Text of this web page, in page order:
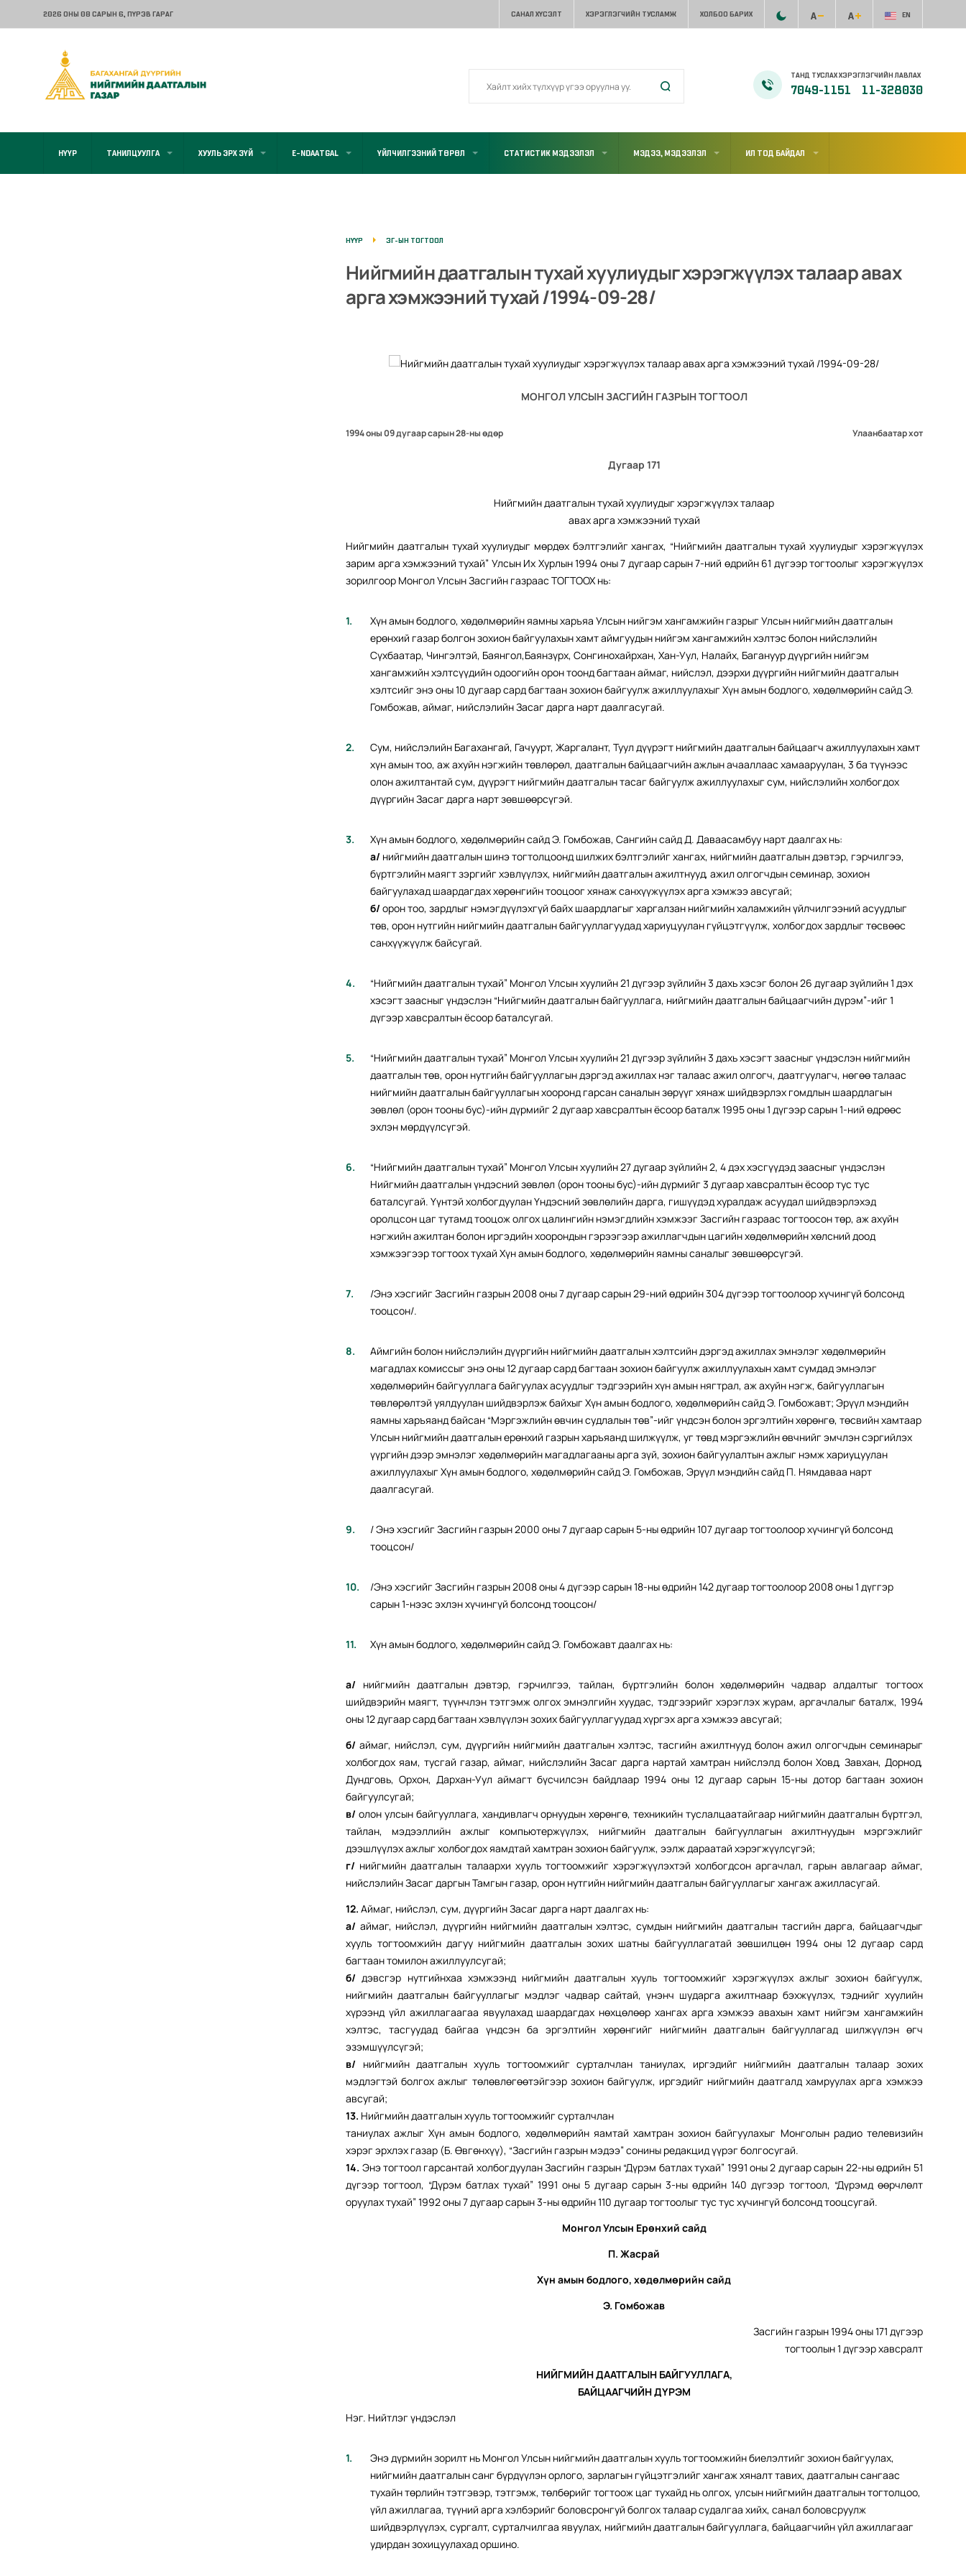
2026 ОНЫ 08 САРЫН 6, ПҮРЭВ ГАРАГ САНАЛ ХҮСЭЛТ ХЭРЭГЛЭГЧИЙН ТУСЛАМЖ ХОЛБОО БАРИХ EN
ТАНД ТУСЛАХ ХЭРЭГЛЭГЧИЙН ЛАВЛАХ
7049-1151 11-328030
НҮҮР ТАНИЛЦУУЛГА ХУУЛЬ ЭРХ ЗҮЙ E-NDAATGAL ҮЙЛЧИЛГЭЭНИЙ ТӨРӨЛ СТАТИСТИК МЭДЭЭЛЭЛ МЭДЭЭ, МЭДЭЭЛЭЛ ИЛ ТОД БАЙДАЛ
НҮҮР ЗГ-ЫН ТОГТООЛ
Нийгмийн даатгалын тухай хуулиудыг хэрэгжүүлэх талаар авах
арга хэмжээний тухай /1994-09-28/
МОНГОЛ УЛСЫН ЗАСГИЙН ГАЗРЫН ТОГТООЛ
1994 оны 09 дугаар сарын 28-ны өдөр Улаанбаатар хот
Дугаар 171
Нийгмийн даатгалын тухай хуулиудыг хэрэгжүүлэх талаар
авах арга хэмжээний тухай
Нийгмийн даатгалын тухай хуулиудыг мөрдөх бэлтгэлийг хангах, “Нийгмийн даатгалын тухай хуулиудыг хэрэгжүүлэх
зарим арга хэмжээний тухай” Улсын Их Хурлын 1994 оны 7 дугаар сарын 7-ний өдрийн 61 дүгээр тогтоолыг хэрэгжүүлэх
зорилгоор Монгол Улсын Засгийн газраас ТОГТООХ нь:
Хүн амын бодлого, хөдөлмөрийн яамны харъяа Улсын нийгэм хангамжийн газрыг Улсын нийгмийн даатгалын
ерөнхий газар болгон зохион байгуулахын хамт аймгуудын нийгэм хангамжийн хэлтэс болон нийслэлийн
Сүхбаатар, Чингэлтэй, Баянгол,Баянзүрх, Сонгинохайрхан, Хан-Уул, Налайх, Багануур дүүргийн нийгэм
хангамжийн хэлтсүүдийн одоогийн орон тоонд багтаан аймаг, нийслэл, дээрхи дүүргийн нийгмийн даатгалын
хэлтсийг энэ оны 10 дугаар сард багтаан зохион байгуулж ажиллуулахыг Хүн амын бодлого, хөдөлмөрийн сайд Э.
Гомбожав, аймаг, нийслэлийн Засаг дарга нарт даалгасугай.
Сум, нийслэлийн Багахангай, Гачуурт, Жаргалант, Туул дүүрэгт нийгмийн даатгалын байцаагч ажиллуулахын хамт
хүн амын тоо, аж ахуйн нэгжийн төвлөрөл, даатгалын байцаагчийн ажлын ачааллаас хамааруулан, 3 ба түүнээс
олон ажилтантай сум, дүүрэгт нийгмийн даатгалын тасаг байгуулж ажиллуулахыг сум, нийслэлийн холбогдох
дүүргийн Засаг дарга нарт зөвшөөрсүгэй.
Хүн амын бодлого, хөдөлмөрийн сайд Э. Гомбожав, Сангийн сайд Д. Даваасамбуу нарт даалгах нь:
а/ нийгмийн даатгалын шинэ тогтолцоонд шилжих бэлтгэлийг хангах, нийгмийн даатгалын дэвтэр, гэрчилгээ,
бүртгэлийн маягт зэргийг хэвлүүлэх, нийгмийн даатгалын ажилтнууд, ажил олгогчдын семинар, зохион
байгуулахад шаардагдах хөрөнгийн тооцоог хянаж санхүүжүүлэх арга хэмжээ авсугай;
б/ орон тоо, зардлыг нэмэгдүүлэхгүй байх шаардлагыг харгалзан нийгмийн халамжийн үйлчилгээний асуудлыг
төв, орон нутгийн нийгмийн даатгалын байгууллагуудад хариуцуулан гүйцэтгүүлж, холбогдох зардлыг төсвөөс
санхүүжүүлж байсугай.
“Нийгмийн даатгалын тухай” Монгол Улсын хуулийн 21 дүгээр зүйлийн 3 дахь хэсэг болон 26 дугаар зүйлийн 1 дэх
хэсэгт заасныг үндэслэн “Нийгмийн даатгалын байгууллага, нийгмийн даатгалын байцаагчийн дүрэм”-ийг 1
дүгээр хавсралтын ёсоор баталсугай.
“Нийгмийн даатгалын тухай” Монгол Улсын хуулийн 21 дүгээр зүйлийн 3 дахь хэсэгт заасныг үндэслэн нийгмийн
даатгалын төв, орон нутгийн байгууллагын дэргэд ажиллах нэг талаас ажил олгогч, даатгуулагч, нөгөө талаас
нийгмийн даатгалын байгууллагын хооронд гарсан саналын зөрүүг хянаж шийдвэрлэх гомдлын шаардлагын
зөвлөл (орон тооны бус)-ийн дүрмийг 2 дугаар хавсралтын ёсоор баталж 1995 оны 1 дүгээр сарын 1-ний өдрөөс
эхлэн мөрдүүлсүгэй.
“Нийгмийн даатгалын тухай” Монгол Улсын хуулийн 27 дугаар зүйлийн 2, 4 дэх хэсгүүдэд заасныг үндэслэн
Нийгмийн даатгалын үндэсний зөвлөл (орон тооны бус)-ийн дүрмийг 3 дугаар хавсралтын ёсоор тус тус
баталсугай. Үүнтэй холбогдуулан Үндэсний зөвлөлийн дарга, гишүүдэд хуралдаж асуудал шийдвэрлэхэд
оролцсон цаг тутамд тооцож олгох цалингийн нэмэгдлийн хэмжээг Засгийн газраас тогтоосон төр, аж ахуйн
нэгжийн ажилтан болон иргэдийн хоорондын гэрээгээр ажиллагчдын цагийн хөдөлмөрийн хөлсний доод
хэмжээгээр тогтоох тухай Хүн амын бодлого, хөдөлмөрийн яамны саналыг зөвшөөрсүгэй.
/Энэ хэсгийг Засгийн газрын 2008 оны 7 дугаар сарын 29-ний өдрийн 304 дүгээр тогтоолоор хүчингүй болсонд
тооцсон/.
Аймгийн болон нийслэлийн дүүргийн нийгмийн даатгалын хэлтсийн дэргэд ажиллах эмнэлэг хөдөлмөрийн
магадлах комиссыг энэ оны 12 дугаар сард багтаан зохион байгуулж ажиллуулахын хамт сумдад эмнэлэг
хөдөлмөрийн байгууллага байгуулах асуудлыг тэдгээрийн хүн амын нягтрал, аж ахуйн нэгж, байгууллагын
төвлөрөлтэй уялдуулан шийдвэрлэж байхыг Хүн амын бодлого, хөдөлмөрийн сайд Э. Гомбожавт; Эрүүл мэндийн
яамны харъяанд байсан “Мэргэжлийн өвчин судлалын төв”-ийг үндсэн болон эргэлтийн хөрөнгө, төсвийн хамтаар
Улсын нийгмийн даатгалын ерөнхий газрын харъяанд шилжүүлж, уг төвд мэргэжлийн өвчнийг эмчлэн сэргийлэх
үүргийн дээр эмнэлэг хөдөлмөрийн магадлагааны арга зүй, зохион байгуулалтын ажлыг нэмж хариуцуулан
ажиллуулахыг Хүн амын бодлого, хөдөлмөрийн сайд Э. Гомбожав, Эрүүл мэндийн сайд П. Нямдаваа нарт
даалгасугай.
/ Энэ хэсгийг Засгийн газрын 2000 оны 7 дугаар сарын 5-ны өдрийн 107 дугаар тогтоолоор хүчингүй болсонд
тооцсон/
/Энэ хэсгийг Засгийн газрын 2008 оны 4 дүгээр сарын 18-ны өдрийн 142 дугаар тогтоолоор 2008 оны 1 дүггэр
сарын 1-нээс эхлэн хүчингүй болсонд тооцсон/
Хүн амын бодлого, хөдөлмөрийн сайд Э. Гомбожавт даалгах нь:
а/ нийгмийн даатгалын дэвтэр, гэрчилгээ, тайлан, бүртгэлийн болон хөдөлмөрийн чадвар алдалтыг тогтоох
шийдвэрийн маягт, түүнчлэн тэтгэмж олгох эмнэлгийн хуудас, тэдгээрийг хэрэглэх журам, аргачлалыг баталж, 1994
оны 12 дугаар сард багтаан хэвлүүлэн зохих байгууллагуудад хүргэх арга хэмжээ авсугай;
б/ аймаг, нийслэл, сум, дүүргийн нийгмийн даатгалын хэлтэс, тасгийн ажилтнууд болон ажил олгогчдын семинарыг
холбогдох яам, тусгай газар, аймаг, нийслэлийн Засаг дарга нартай хамтран нийслэлд болон Ховд, Завхан, Дорнод,
Дундговь, Орхон, Дархан-Уул аймагт бүсчилсэн байдлаар 1994 оны 12 дугаар сарын 15-ны дотор багтаан зохион
байгуулсугай;
в/ олон улсын байгууллага, хандивлагч орнуудын хөрөнгө, техникийн туслалцаатайгаар нийгмийн даатгалын бүртгэл,
тайлан, мэдээллийн ажлыг компьютержүүлэх, нийгмийн даатгалын байгууллагын ажилтнуудын мэргэжлийг
дээшлүүлэх ажлыг холбогдох яамдтай хамтран зохион байгуулж, ээлж дараатай хэрэгжүүлсүгэй;
г/ нийгмийн даатгалын талаархи хууль тогтоомжийг хэрэгжүүлэхтэй холбогдсон аргачлал, гарын авлагаар аймаг,
нийслэлийн Засаг даргын Тамгын газар, орон нутгийн нийгмийн даатгалын байгууллагыг хангаж ажилласугай.
12.Аймаг, нийслэл, сум, дүүргийн Засаг дарга нарт даалгах нь:
а/ аймаг, нийслэл, дүүргийн нийгмийн даатгалын хэлтэс, сумдын нийгмийн даатгалын тасгийн дарга, байцаагчдыг
хууль тогтоомжийн дагуу нийгмийн даатгалын зохих шатны байгууллагатай зөвшилцөн 1994 оны 12 дугаар сард
багтаан томилон ажиллуулсугай;
б/ дэвсгэр нутгийнхаа хэмжээнд нийгмийн даатгалын хууль тогтоомжийг хэрэгжүүлэх ажлыг зохион байгуулж,
нийгмийн даатгалын байгууллагыг мэдлэг чадвар сайтай, үнэнч шударга ажилтнаар бэхжүүлэх, тэднийг хуулийн
хүрээнд үйл ажиллагаагаа явуулахад шаардагдах нөхцөлөөр хангах арга хэмжээ авахын хамт нийгэм хангамжийн
хэлтэс, тасгуудад байгаа үндсэн ба эргэлтийн хөрөнгийг нийгмийн даатгалын байгууллагад шилжүүлэн өгч
эзэмшүүлсүгэй;
в/ нийгмийн даатгалын хууль тогтоомжийг сурталчлан таниулах, иргэдийг нийгмийн даатгалын талаар зохих
мэдлэгтэй болгох ажлыг төлөвлөгөөтэйгээр зохион байгуулж, иргэдийг нийгмийн даатгалд хамруулах арга хэмжээ
авсугай;
13. Нийгмийн даатгалын хууль тогтоомжийг сурталчлан
таниулах ажлыг Хүн амын бодлого, хөдөлмөрийн яамтай хамтран зохион байгуулахыг Монголын радио телевизийн
хэрэг эрхлэх газар (Б. Өвгөнхүү), “Засгийн газрын мэдээ” сонины редакцид үүрэг болгосугай.
14. Энэ тогтоол гарсантай холбогдуулан Засгийн газрын “Дүрэм батлах тухай” 1991 оны 2 дугаар сарын 22-ны өдрийн 51
дүгээр тогтоол, “Дүрэм батлах тухай” 1991 оны 5 дугаар сарын 3-ны өдрийн 140 дүгээр тогтоол, “Дүрэмд өөрчлөлт
оруулах тухай” 1992 оны 7 дугаар сарын 3-ны өдрийн 110 дугаар тогтоолыг тус тус хүчингүй болсонд тооцсугай.
Монгол Улсын Ерөнхий сайд
П. Жасрай
Хүн амын бодлого, хөдөлмөрийн сайд
Э. Гомбожав
Засгийн газрын 1994 оны 171 дүгээр
тогтоолын 1 дүгээр хавсралт
НИЙГМИЙН ДААТГАЛЫН БАЙГУУЛЛАГА,
БАЙЦААГЧИЙН ДҮРЭМ
Нэг. Нийтлэг үндэслэл
Энэ дүрмийн зорилт нь Монгол Улсын нийгмийн даатгалын хууль тогтоомжийн биелэлтийг зохион байгуулах,
нийгмийн даатгалын санг бүрдүүлэн орлого, зарлагын гүйцэтгэлийг хангаж хяналт тавих, даатгалын сангаас
тухайн төрлийн тэтгэвэр, тэтгэмж, төлбөрийг тогтоож цаг тухайд нь олгох, улсын нийгмийн даатгалын тогтолцоо,
үйл ажиллагаа, түүний арга хэлбэрийг боловсронгуй болгох талаар судалгаа хийх, санал боловсруулж
шийдвэрлүүлэх, сургалт, сурталчилгаа явуулах, нийгмийн даатгалын байгууллага, байцаагчийн үйл ажиллагааг
удирдан зохицуулахад оршино.